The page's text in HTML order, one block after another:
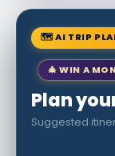
🗺 AI TRIP
🎄 WIN A
Plan
Suggested